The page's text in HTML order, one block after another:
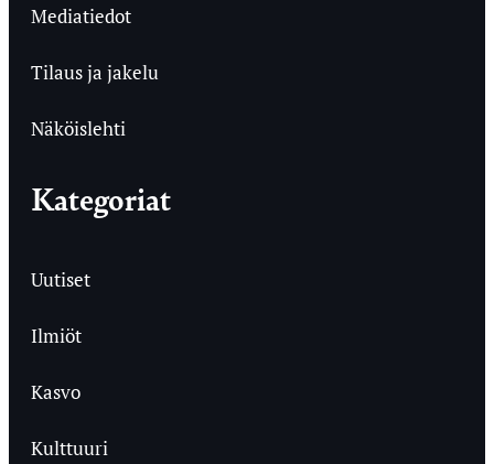
Mediatiedot
Tilaus ja jakelu
Näköislehti
Kategoriat
Uutiset
Ilmiöt
Kasvo
Kulttuuri